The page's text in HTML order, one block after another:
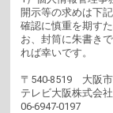
開示等の求めは下
確認に慎重を期す
お、封筒に朱書き
れば幸いです。
〒540-8519 大阪
テレビ大阪株式会
06-6947-0197